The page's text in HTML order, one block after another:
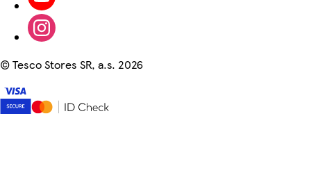
©Tesco Stores SR, a.s. 2026